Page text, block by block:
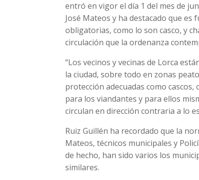
entró en vigor el día 1 del mes de
José Mateos y ha destacado que es
obligatorias, como lo son casco, y
circulación que la ordenanza
“Los vecinos y vecinas de Lorca
la ciudad, sobre todo en zonas
protección adecuadas como
para los viandantes y para ellos
circulan en dirección contraria a lo
Ruiz Guillén ha recordado que la
Mateos, técnicos municipales y
de hecho, han sido varios los
similares.